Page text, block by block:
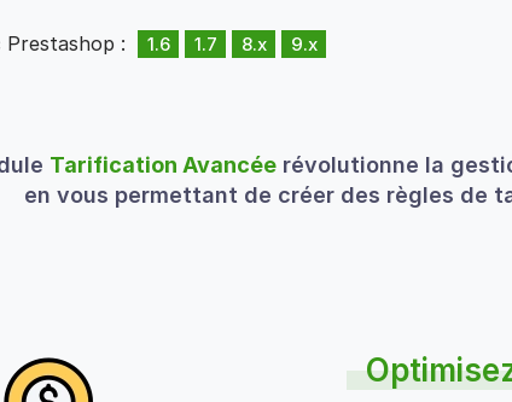
Prestashop : 1.6 1.7 8.x 9.x
Tarification Avancéerévolutionne la
en vous permettant de créer des règles de